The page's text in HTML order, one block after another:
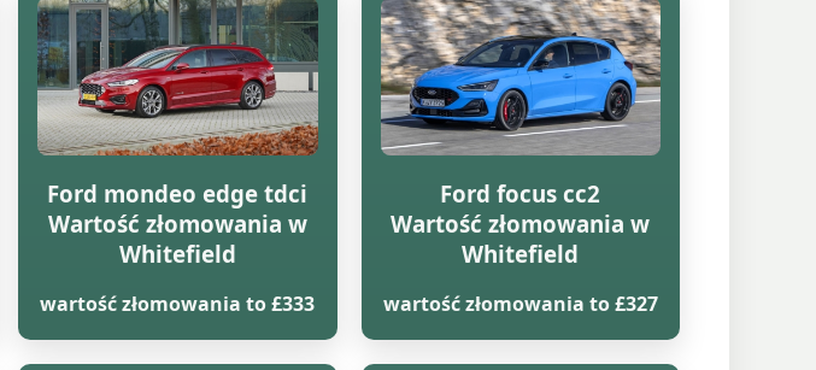
Ford mondeo edge tdci
Wartość złomowania w
Whitefield
wartość złomowania to £333
Ford focus cc2
Wartość złomowania w
Whitefield
wartość złomowania to £327